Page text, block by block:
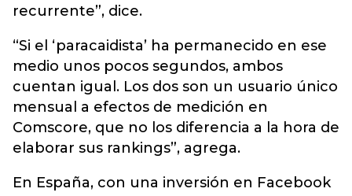
recurrente”, dice.
“Si el ‘paracaidista’ ha permanecido en ese
medio unos pocos segundos, ambos
cuentan igual. Los dos son un usuario único
mensual a efectos de medición en
Comscore, que no los diferencia a la hora de
elaborar sus rankings”, agrega.
En España, con una inversión en Facebook